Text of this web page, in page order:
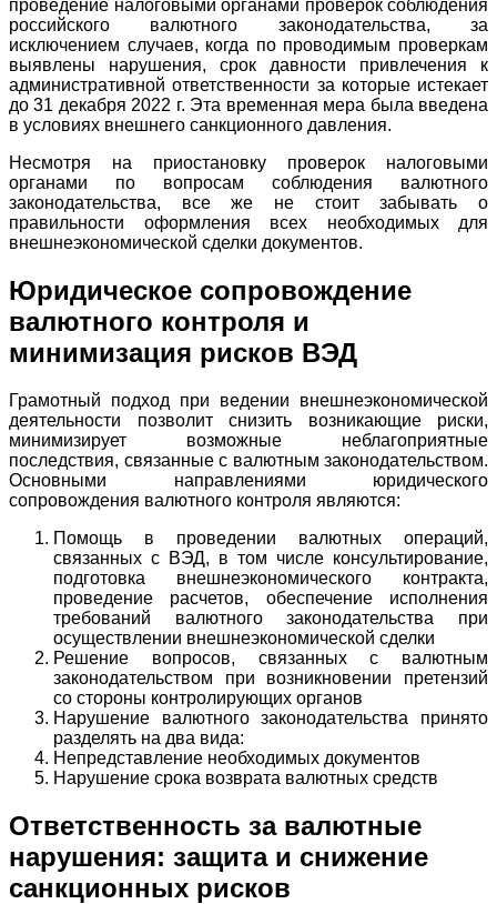
проведение налоговыми органами проверок соблюдения
российского валютного законодательства, за
исключением случаев, когда по проводимым проверкам
выявлены нарушения, срок давности привлечения к
административной ответственности за которые истекает
до 31 декабря 2022 г. Эта временная мера была введена
в условиях внешнего санкционного давления.
Несмотря на приостановку проверок налоговыми
органами по вопросам соблюдения валютного
законодательства, все же не стоит забывать о
правильности оформления всех необходимых для
внешнеэкономической сделки документов.
Юридическое сопровождение
валютного контроля и
минимизация рисков ВЭД
Грамотный подход при ведении внешнеэкономической
деятельности позволит снизить возникающие риски,
минимизирует возможные неблагоприятные
последствия, связанные с валютным законодательством.
Основными направлениями юридического
сопровождения валютного контроля являются:
Помощь в проведении валютных операций,
связанных с ВЭД, в том числе консультирование,
подготовка внешнеэкономического контракта,
проведение расчетов, обеспечение исполнения
требований валютного законодательства при
осуществлении внешнеэкономической сделки
Решение вопросов, связанных с валютным
законодательством при возникновении претензий
со стороны контролирующих органов
Нарушение валютного законодательства принято
разделять на два вида:
Непредставление необходимых документов
Нарушение срока возврата валютных средств
Ответственность за валютные
нарушения: защита и снижение
санкционных рисков